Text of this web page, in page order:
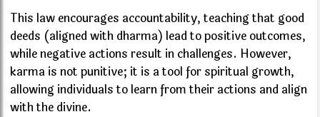
This law encourages accountability, teaching that good
deeds (aligned with dharma) lead to positive outcomes,
while negative actions result in challenges. However,
karma is not punitive; it is a tool for spiritual growth,
allowing individuals to learn from their actions and align
with the divine.